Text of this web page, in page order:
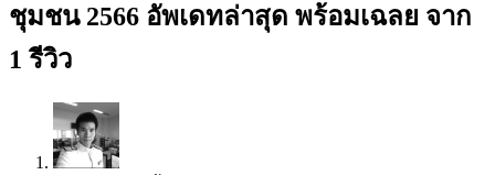
ชุมชน 2566 อัพเดทล่าสุด พร้อมเฉลย จาก
1 รีวิว